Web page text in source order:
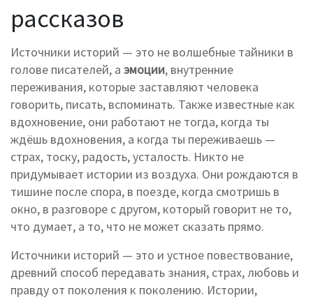
рассказов
Источники историй — это не волшебные тайники в
голове писателей, а эмоции, внутренние
переживания, которые заставляют человека
говорить, писать, вспоминать. Также известные как
вдохновение, они работают не тогда, когда ты
ждёшь вдохновения, а когда ты переживаешь —
страх, тоску, радость, усталость. Никто не
придумывает истории из воздуха. Они рождаются в
тишине после спора, в поезде, когда смотришь в
окно, в разговоре с другом, который говорит не то,
что думает, а то, что не может сказать прямо.
Источники историй — это и устное повествование,
древний способ передавать знания, страх, любовь и
правду от поколения к поколению. Истории,